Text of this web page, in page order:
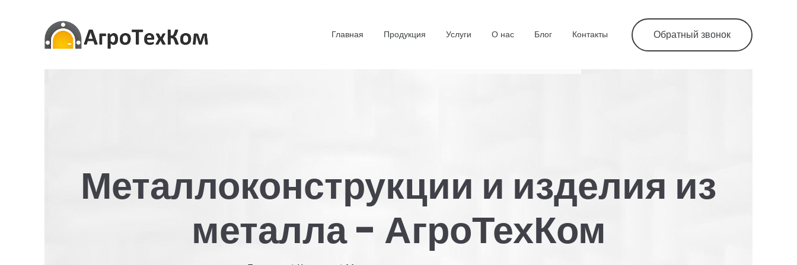
Обратный звонок
Главная Продукция Услуги О нас Блог Контакты
Металлоконструкции и изделия из
металла - АгроТехКом